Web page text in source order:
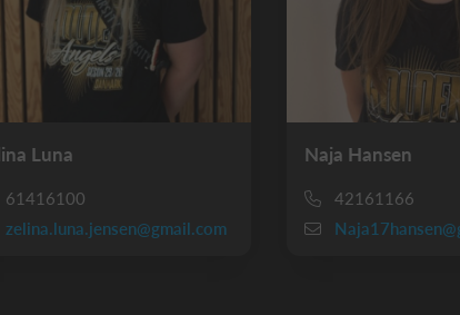
Luna
61416100
zelina.luna.jensen@gmail.com
Naja Hansen
42161166